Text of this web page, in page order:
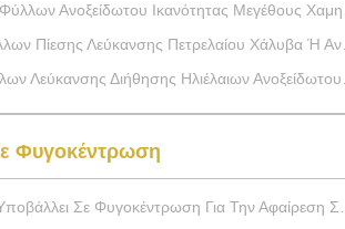
Ικανότητας Μεγέθους Χαμηλή Με Τη Δεξαμενή
Λεύκανσης Πετρελαίου Χάλυβα Ή Ανοξείδωτου Άνθρακα
Διήθησης Ηλιέλαιων Ανοξείδωτου Χάλυβα Άνθρακα
Φυγοκέντρωση
Για Την Αφαίρεση Σκουριάς Της Γήρανσης Του Ελαίου Ή Του Ελαίου Πατωμάτων